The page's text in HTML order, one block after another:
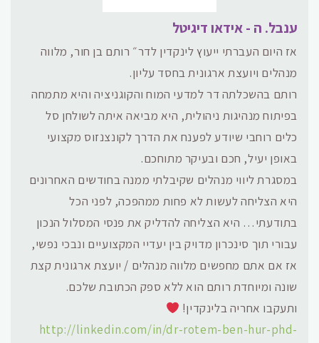
ענבל. ה - אידאו דיגיטל
אז היום העברתי ייעוץ לינקדין לדר״ רותם בן חור, מלווה
מנהלים ויועצת ארגונית בחסד עליון.
רותם בהשכלתה דר למדעי המוח והקוגניציה והיא מתמחה
בפיתוח מנהיגות ניהולית, היא מביאה איתה לשולחן סל
כלים רוחבי שיודע לפענח את הדרך לקונצנזוס מקצועי
באופן יעיל, חכם ובעיקר מתוחכם.
במסגרת ליווי מנהלים שקיבלתי ממנה בחודשים האחרונים
היא הצליחה לעשות לא פחות ממהפכה, לפני הכל
בתודעתי… היא הצליחה להדליק את פנסי המסלול הנכון
עבורי תוך סינכרון מדויק בין יעדיי המקצועיים ונבכי נפשי,
אז אם אתם מחפשים מלווה מנהלים / יועצת ארגונית קצת
שונה ומיוחדת רותם הוא ללא ספק הכתובת שלכם.
ותעקבו אחריה בלינקדין!
http://linkedin.com/in/dr-rotem-ben-hur-phd-